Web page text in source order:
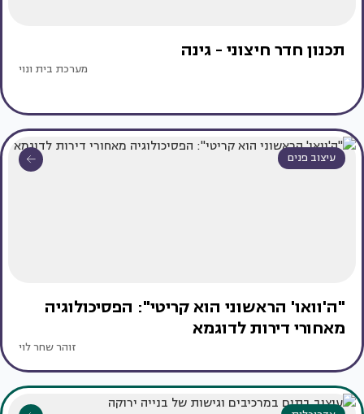
תכנון חדר חיצוני - גינה
מערכת בית ונוי
עיצוב פנים
"ה'וואו' הראשוני הוא קריטי": הפסיכולוגיה
מאחורי דירות לדוגמא
זוהר שחר לוי